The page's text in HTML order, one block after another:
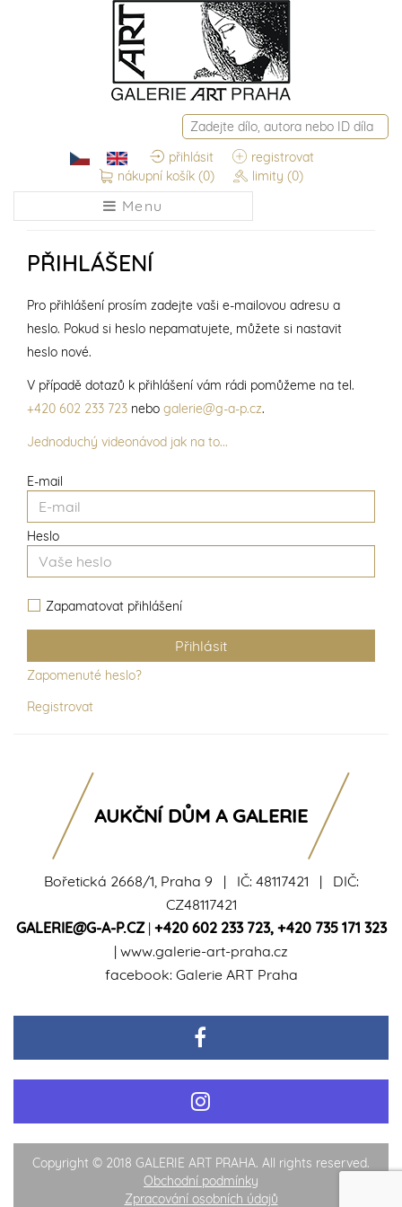
přihlásit
registrovat
nákupní košík (0) limity (0)
Menu
PŘIHLÁŠENÍ
E-mail
Heslo
Zapamatovat přihlášení
Zapomenuté heslo?
Registrovat
Pro přihlášení prosím zadejte vaši e-mailovou adresu a
heslo. Pokud si heslo nepamatujete, můžete si nastavit
heslo nové.
V případě dotazů k přihlášení vám rádi pomůžeme na tel.
+420 602 233 723 nebo galerie@g-a-p.cz.
Jednoduchý videonávod jak na to...
Bořetická 2668/1, Praha 9 | IČ: 48117421 | DIČ:
CZ48117421
GALERIE@G-A-P.CZ| +420 602 233 723, +420 735 171 323
| www.galerie-art-praha.cz
facebook: Galerie ART Praha
AUKČNÍ DŮM A GALERIE
Copyright © 2018 GALERIE ART PRAHA. All rights reserved.
Obchodní podmínky
Zpracování osobních údajů